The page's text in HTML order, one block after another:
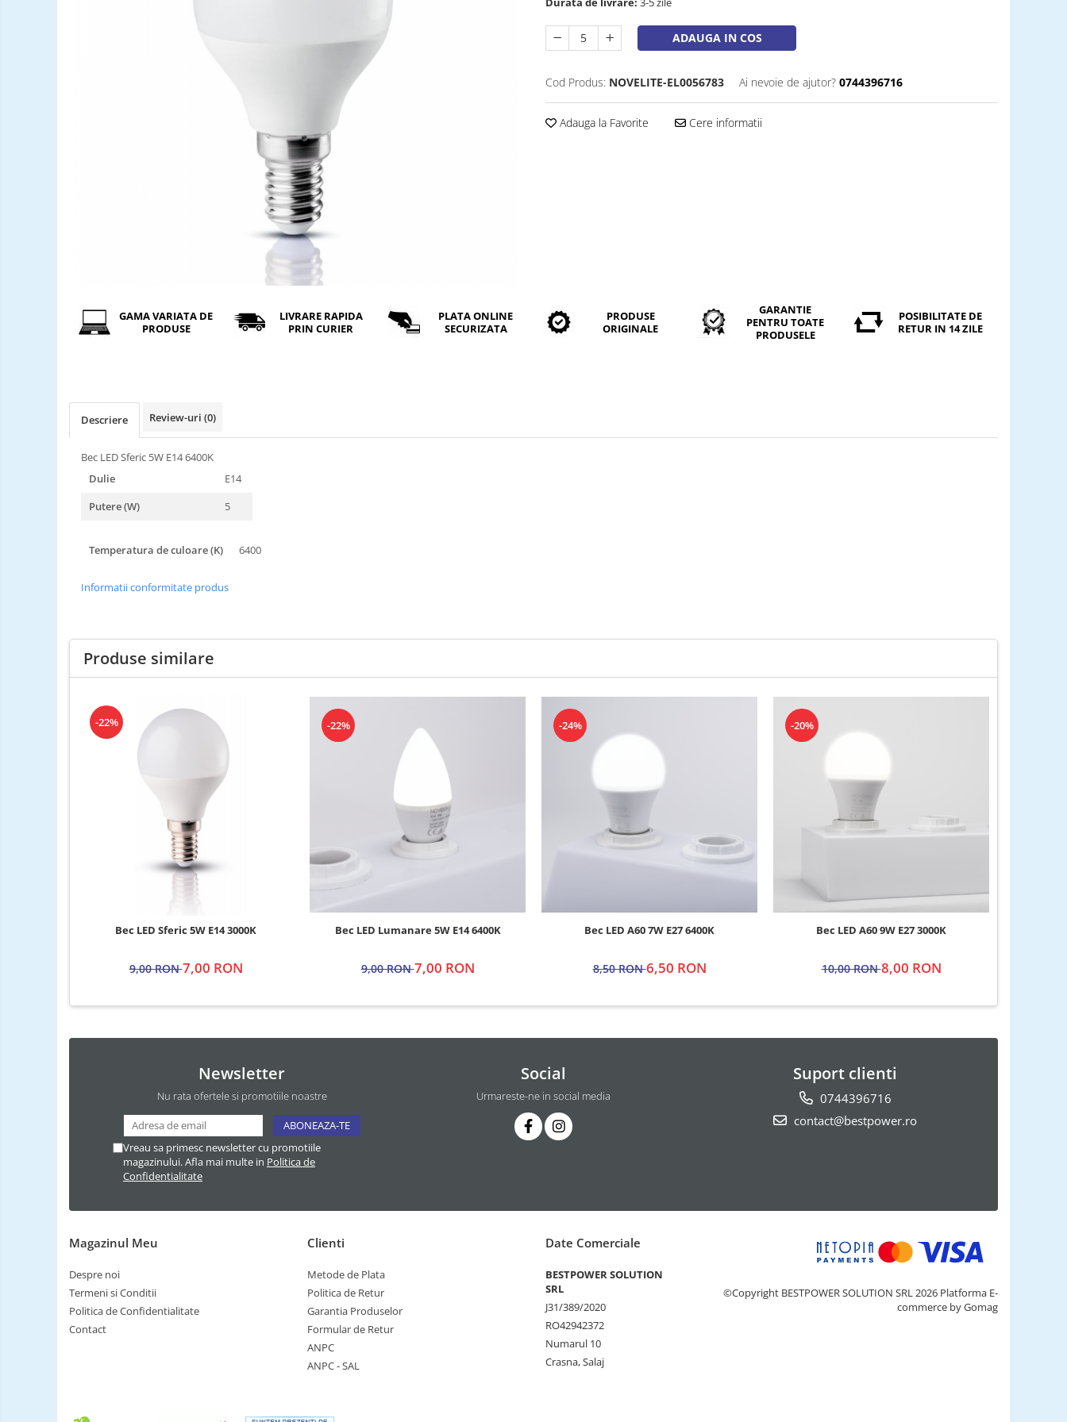
ADAUGA IN COS
Cod Produs: NOVELITE-EL0056783 Ai nevoie de ajutor? 0744396716
Adauga la Favorite Cere informatii
GAMA VARIATA DE
PRODUSE
LIVRARE RAPIDA
PRIN CURIER
PLATA ONLINE
SECURIZATA
PRODUSE
ORIGINALE
GARANTIE
PENTRU TOATE
PRODUSELE
POSIBILITATE DE
RETUR IN 14 ZILE
Descriere Review-uri (0)
Bec LED Sferic 5W E14 6400K
Dulie
E14
Putere (W)
5
Temperatura de culoare (K) 6400
Informatii conformitate produs
Produse similare
-22%
Bec LED Sferic 5W E14 3000K
9,00 RON7,00 RON
-22%
Bec LED Lumanare 5W E14 6400K
9,00 RON7,00 RON
-24%
Bec LED A60 7W E27 6400K
8,50 RON6,50 RON
-20%
Bec LED A60 9W E27 3000K
10,00 RON8,00 RON
Newsletter
Nu rata ofertele si promotiile noastre
Vreau sa primesc newsletter cu promotiile
magazinului. Afla mai multe in Politica de
Confidentialitate
Social
Urmareste-ne in social media
Suport clienti
0744396716
contact@bestpower.ro
Magazinul Meu
Despre noi
Termeni si Conditii
Politica de Confidentialitate
Contact
Clienti
Metode de Plata
Politica de Retur
Garantia Produselor
Formular de Retur
ANPC
ANPC - SAL
Date Comerciale
BESTPOWER SOLUTION
SRL
J31/389/2020
RO42942372
Numarul 10
Crasna, Salaj
©Copyright BESTPOWER SOLUTION SRL 2026 Platforma E-
commerce by Gomag